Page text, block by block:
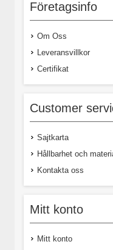
Företagsinfo
Om Oss
Leveransvillkor
Certifikat
Customer
Sajtkarta
Hållbarhet och
Kontakta oss
Mitt konto
Mitt konto